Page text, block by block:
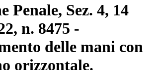
Penale, Sez. 4, 14
n. 8475 -
delle mani con
orizzontale.